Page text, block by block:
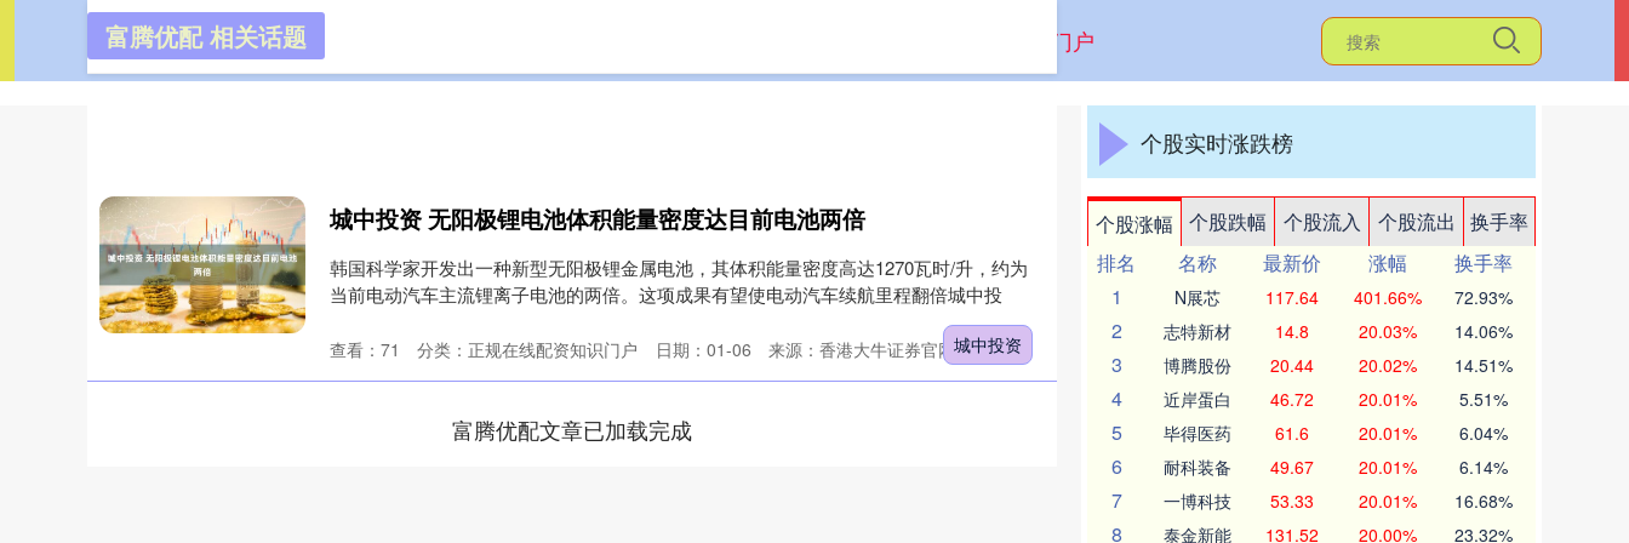
正规在线配资知识门户
富腾优配 相关话题
城中投资 无阳极锂电池体积能量密度达目前电池两倍
韩国科学家开发出一种新型无阳极锂金属电池，其体积能量密度高达1270瓦时/升，约为
当前电动汽车主流锂离子电池的两倍。这项成果有望使电动汽车续航里程翻倍城中投
城中投资
日期：01-06 来源：香港大牛证券官网
查看： 71 分类： 正规在线配资知识门户
富腾优配文章已加载完成
个股实时涨跌榜
个股涨幅 个股跌幅 个股流入 个股流出
换手率
排名
名称 最新价 涨幅
换手率
1
N展芯 117.64 401.66% 72.93%
2 志特新材 14.8 20.03% 14.06%
3 博腾股份 20.44 20.02% 14.51%
4 近岸蛋白 46.72 20.01% 5.51%
5 毕得医药 61.6 20.01% 6.04%
6 耐科装备 49.67 20.01% 6.14%
7 一博科技 53.33 20.01% 16.68%
8 泰金新能 131.52 20.00% 23.32%